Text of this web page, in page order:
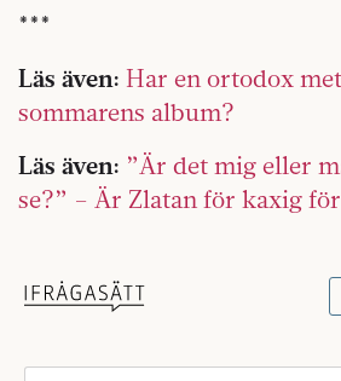
***
Läs även: Har en ortodox
sommarens album?
Läs även: ”Är det mig eller
se?” – Är Zlatan för kaxig